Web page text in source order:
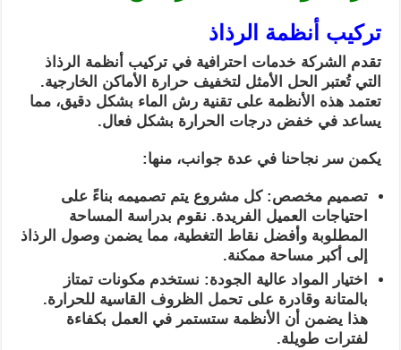
تركيب أنظمة الرذاذ
تقدم الشركة خدمات احترافية في تركيب أنظمة الرذاذ
التي تُعتبر الحل الأمثل لتخفيف حرارة الأماكن الخارجية.
تعتمد هذه الأنظمة على تقنية رش الماء بشكل دقيق، مما
يساعد في خفض درجات الحرارة بشكل فعال.
يكمن سر نجاحنا في عدة جوانب، منها:
تصميم مخصص: كل مشروع يتم تصميمه بناءً على
احتياجات العميل الفريدة. نقوم بدراسة المساحة
المطلوبة وأفضل نقاط التغطية، مما يضمن وصول الرذاذ
إلى أكبر مساحة ممكنة.
اختيار المواد عالية الجودة: نستخدم مكونات تمتاز
بالمتانة وقادرة على تحمل الظروف القاسية للحرارة.
هذا يضمن أن الأنظمة ستستمر في العمل بكفاءة
لفترات طويلة.